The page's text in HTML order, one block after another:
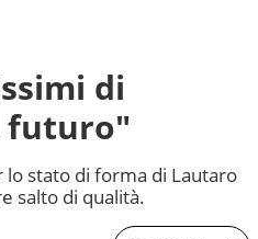
di
futuro"
stato di forma di Lautaro
salto di qualità.